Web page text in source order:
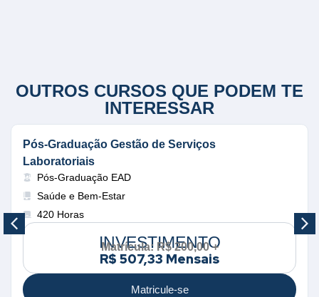
OUTROS CURSOS QUE PODEM TE
INTERESSAR
Pós-Graduação Gestão de Serviços
Laboratoriais
Pós-Graduação EAD
Saúde e Bem-Estar
420 Horas
Matricule-se
INVESTIMENTO
Matrícula: R$ 200,00 +
R$ 507,33 Mensais